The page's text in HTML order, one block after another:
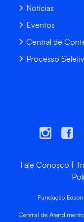
Notícias
Eventos
Central de
Processo
Fale Conosco
Fundação
Central de